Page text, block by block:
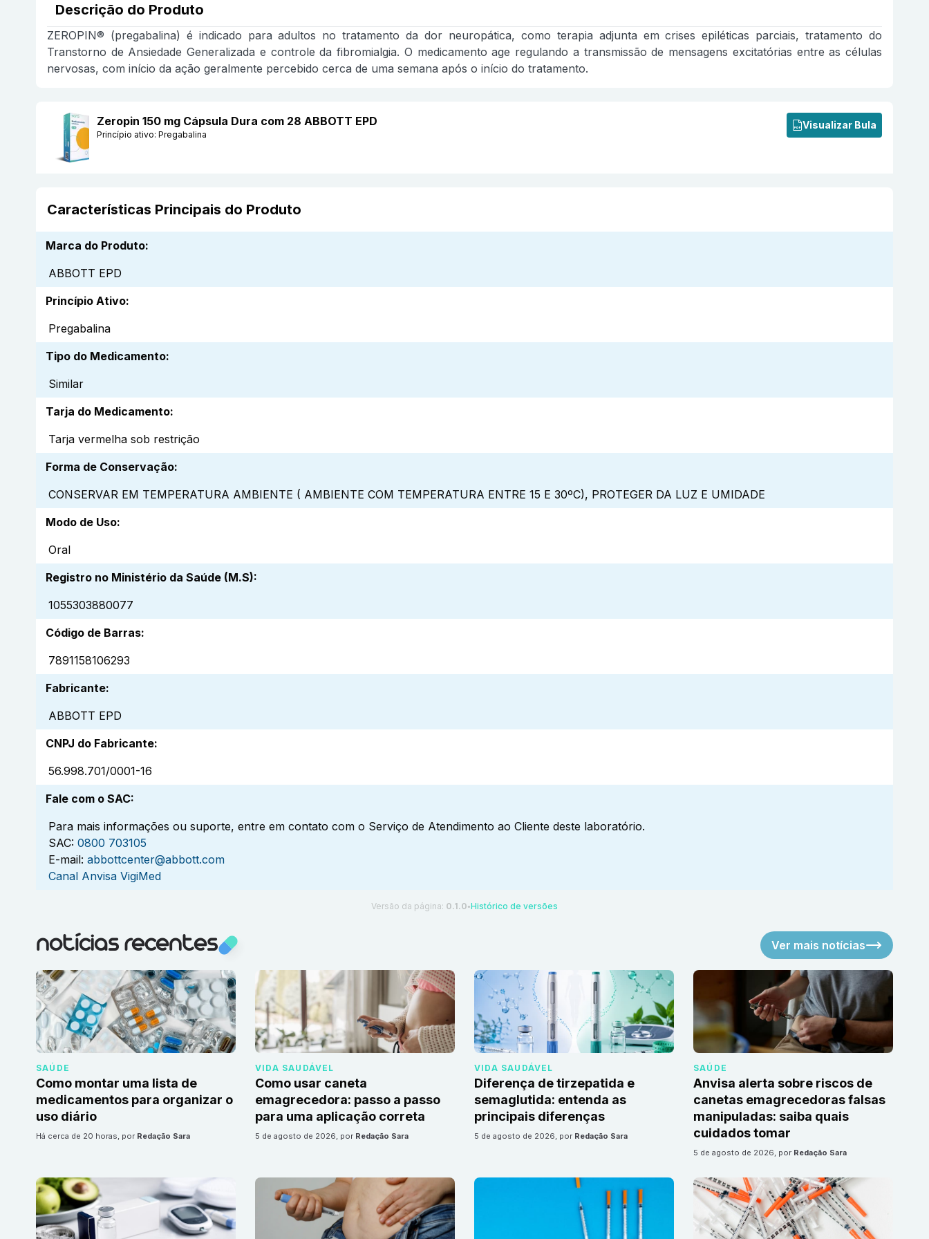
Descrição do Produto
ZEROPIN® (pregabalina) é indicado para adultos no tratamento da dor neuropática, como terapia adjunta em crises epiléticas parciais, tratamento do
Transtorno de Ansiedade Generalizada e controle da fibromialgia. O medicamento age regulando a transmissão de mensagens excitatórias entre as células
nervosas, com início da ação geralmente percebido cerca de uma semana após o início do tratamento.
Zeropin 150 mg Cápsula Dura com 28 ABBOTT EPD
Princípio ativo: Pregabalina
Visualizar Bula
Características Principais do Produto
Marca do Produto:
ABBOTT EPD
Princípio Ativo:
Pregabalina
Tipo do Medicamento:
Similar
Tarja do Medicamento:
Tarja vermelha sob restrição
Forma de Conservação:
CONSERVAR EM TEMPERATURA AMBIENTE ( AMBIENTE COM TEMPERATURA ENTRE 15 E 30ºC), PROTEGER DA LUZ E UMIDADE
Modo de Uso:
Oral
Registro no Ministério da Saúde (M.S):
1055303880077
Código de Barras:
7891158106293
Fabricante:
ABBOTT EPD
CNPJ do Fabricante:
56.998.701/0001-16
Fale com o SAC:
Para mais informações ou suporte, entre em contato com o Serviço de Atendimento ao Cliente deste laboratório.
SAC: 0800 703105
E-mail: abbottcenter@abbott.com
Canal Anvisa VigiMed
Versão da página: 0.1.0 ●Histórico de versões
notícias recentes Ver mais notícias
SAÚDE
Como montar uma lista de
medicamentos para organizar o
uso diário
há cerca de 20 horas, por Redação Sara
VIDA SAUDÁVEL
Como usar caneta
emagrecedora: passo a passo
para uma aplicação correta
5 de agosto de 2026, por Redação Sara
VIDA SAUDÁVEL
Diferença de tirzepatida e
semaglutida: entenda as
principais diferenças
5 de agosto de 2026, por Redação Sara
SAÚDE
Anvisa alerta sobre riscos de
canetas emagrecedoras falsas
manipuladas: saiba quais
cuidados tomar
5 de agosto de 2026, por Redação Sara